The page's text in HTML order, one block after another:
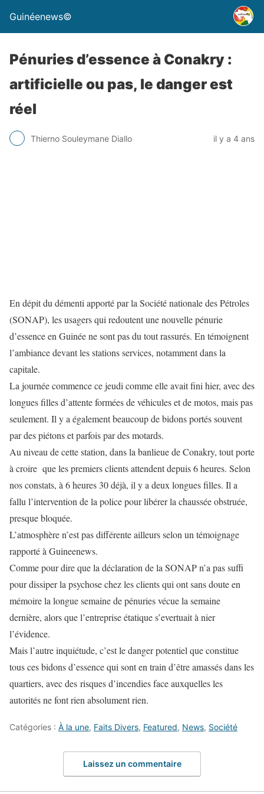
Guinéenews©
Pénuries d’essence à Conakry :
artificielle ou pas, le danger est
réel
Thierno Souleymane Diallo il y a 4 ans
En dépit du démenti apporté par la Société nationale des Pétroles
(SONAP), les usagers qui redoutent une nouvelle pénurie
d’essence en Guinée ne sont pas du tout rassurés. En témoignent
l’ambiance devant les stations services, notamment dans la
capitale.
La journée commence ce jeudi comme elle avait fini hier, avec des
longues filles d’attente formées de véhicules et de motos, mais pas
seulement. Il y a également beaucoup de bidons portés souvent
par des piétons et parfois par des motards.
Au niveau de cette station, dans la banlieue de Conakry, tout porte
à croire que les premiers clients attendent depuis 6 heures. Selon
nos constats, à 6 heures 30 déjà, il y a deux longues filles. Il a
fallu l’intervention de la police pour libérer la chaussée obstruée,
presque bloquée.
L’atmosphère n’est pas différente ailleurs selon un témoignage
rapporté à Guineenews.
Comme pour dire que la déclaration de la SONAP n’a pas suffi
pour dissiper la psychose chez les clients qui ont sans doute en
mémoire la longue semaine de pénuries vécue la semaine
dernière, alors que l’entreprise étatique s’evertuait à nier
l’évidence.
Mais l’autre inquiétude, c’est le danger potentiel que constitue
tous ces bidons d’essence qui sont en train d’être amassés dans les
quartiers, avec des risques d’incendies face auxquelles les
autorités ne font rien absolument rien.
Catégories : À la une, Faits Divers, Featured, News, Société
Laissez un commentaire